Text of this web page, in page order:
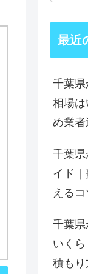
最近
千葉県
相場
め業
千葉
イド
える
千葉
いく
積も